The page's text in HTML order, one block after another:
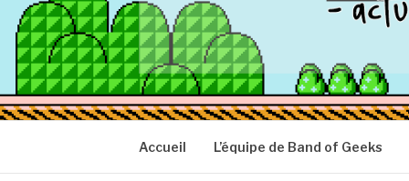
BAND OF
Actu Geek d'hier et d'aujourd'hui
Accueil L’équipe de Band of Geeks